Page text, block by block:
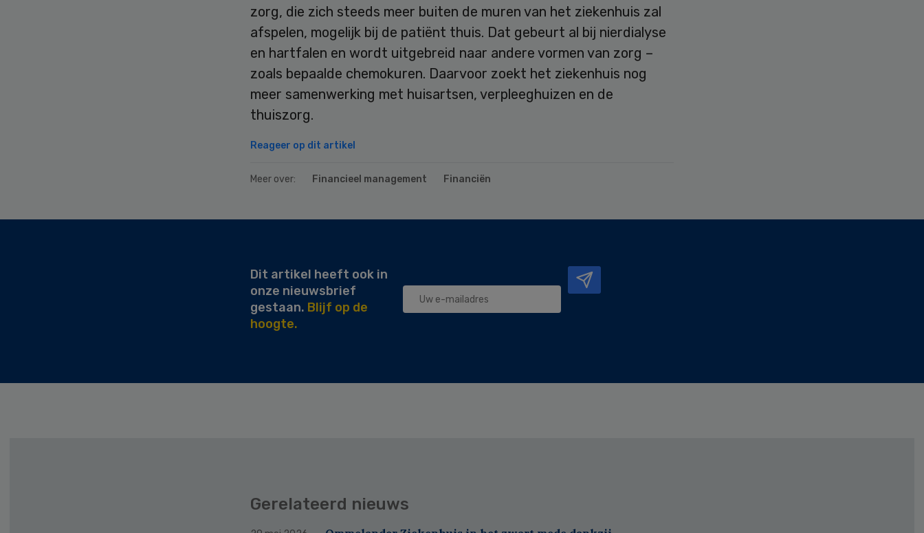
zorg, die zich steeds meer buiten de muren van het ziekenhuis zal
afspelen, mogelijk bij de patiënt thuis. Dat gebeurt al bij nierdialyse
en hartfalen en wordt uitgebreid naar andere vormen van zorg –
zoals bepaalde chemokuren. Daarvoor zoekt het ziekenhuis nog
meer samenwerking met huisartsen, verpleeghuizen en de
thuiszorg.
Reageer op dit artikel
Meer over: Financieel management Financiën
Dit artikel heeft ook in
onze nieuwsbrief
gestaan. Blijf op de
hoogte.
Gerelateerd nieuws